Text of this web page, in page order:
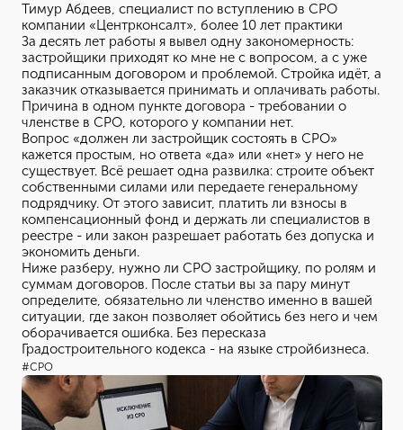
Тимур Абдеев, специалист по вступлению в СРО
компании «Центрконсалт», более 10 лет практики
За десять лет работы я вывел одну закономерность:
застройщики приходят ко мне не с вопросом, а с уже
подписанным договором и проблемой. Стройка идёт, а
заказчик отказывается принимать и оплачивать работы.
Причина в одном пункте договора - требовании о
членстве в СРО, которого у компании нет.
Вопрос «должен ли застройщик состоять в СРО»
кажется простым, но ответа «да» или «нет» у него не
существует. Всё решает одна развилка: строите объект
собственными силами или передаете генеральному
подрядчику. От этого зависит, платить ли взносы в
компенсационный фонд и держать ли специалистов в
реестре - или закон разрешает работать без допуска и
экономить деньги.
Ниже разберу, нужно ли СРО застройщику, по ролям и
суммам договоров. После статьи вы за пару минут
определите, обязательно ли членство именно в вашей
ситуации, где закон позволяет обойтись без него и чем
оборачивается ошибка. Без пересказа
Градостроительного кодекса - на языке стройбизнеса.
#СРО